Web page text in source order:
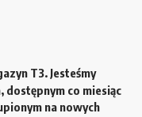
T3. Jesteśmy
dostępnym co miesiąc
na nowych